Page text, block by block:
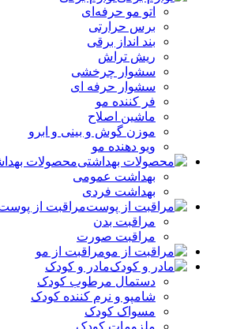
اتو مو حرفه‌ای
برس حرارتی
بند انداز برقی
ریش تراش
سشوار چرخشی
سشوار حرفه ای
فر کننده‌ مو
ماشین اصلاح
موزن گوش و بینی و ابرو
ویو دهنده مو
محصولات بهداشتی
بهداشت عمومی
بهداشت فردی
مراقبت از پوست
مراقبت بدن
مراقبت صورت
مراقبت از مو
مادر و کودک
دستمال مرطوب کودک
شامپو و نرم کننده کودک
مسواک کودک